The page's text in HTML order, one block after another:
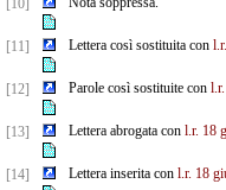
[10]
[11] Lettera così sostituita con
[12] Parole così sostituite con
[13] Lettera abrogata con l.r. 18
[14] Lettera inserita con l.r. 18